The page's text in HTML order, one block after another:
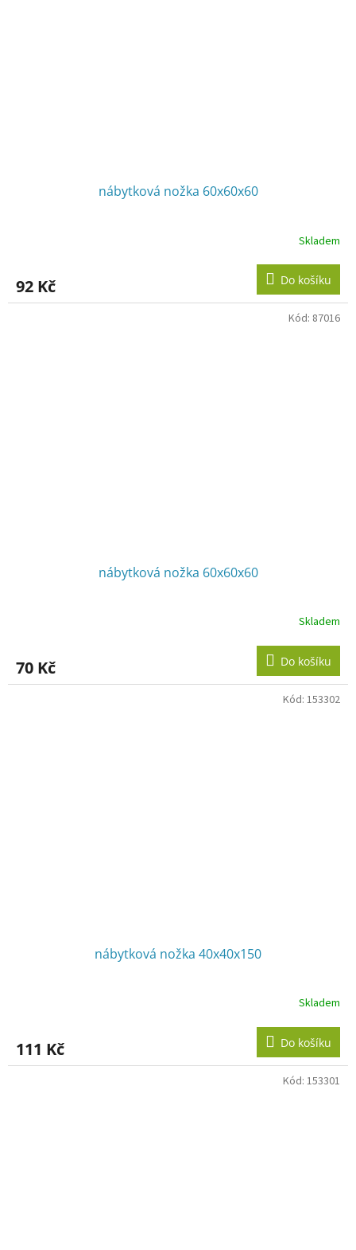
nábytková nožka 60x60x60
Skladem
92 Kč Do košíku
nábytková nožka 60x60x60
Skladem
70 Kč Do košíku
Kód: 87016
nábytková nožka 40x40x150
Skladem
111 Kč Do košíku
Kód: 153302
Kód: 153301